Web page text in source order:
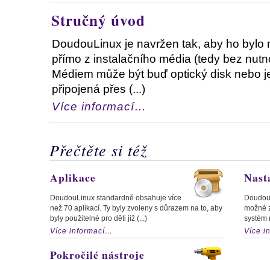
Stručný úvod
DoudouLinux je navržen tak, aby ho bylo
přímo z instalačního média (tedy bez
Médiem může být buď optický disk nebo
připojená přes (...)
Více informací…
Přečtěte si též
Aplikace
DoudouLinux standardně obsahuje více
než 70 aplikací. Ty byly zvoleny s důrazem na to, aby
byly použitelné pro děti již (...)
Více informací…
možné
systém
Více
Pokročilé nástroje